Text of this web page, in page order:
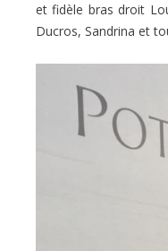
et fidèle bras droit
Ducros, Sandrina et